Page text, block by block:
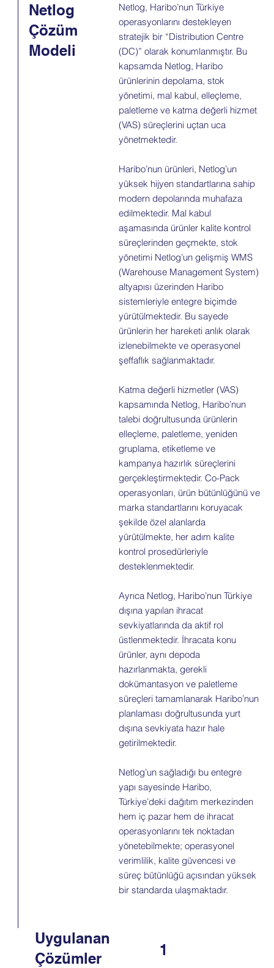
Netlog, Haribo’nun Türkiye
operasyonlarını destekleyen
stratejik bir “Distribution Centre
(DC)” olarak konumlanmıştır. Bu
kapsamda Netlog, Haribo
ürünlerinin depolama, stok
yönetimi, mal kabul, elleçleme,
paletleme ve katma değerli hizmet
(VAS) süreçlerini uçtan uca
yönetmektedir.
Haribo’nun ürünleri, Netlog’un
yüksek hijyen standartlarına sahip
modern depolarında muhafaza
edilmektedir. Mal kabul
aşamasında ürünler kalite kontrol
süreçlerinden geçmekte, stok
yönetimi Netlog’un gelişmiş WMS
(Warehouse Management System)
altyapısı üzerinden Haribo
sistemleriyle entegre biçimde
yürütülmektedir. Bu sayede
ürünlerin her hareketi anlık olarak
izlenebilmekte ve operasyonel
şeffaflık sağlanmaktadır.
Katma değerli hizmetler (VAS)
kapsamında Netlog, Haribo’nun
talebi doğrultusunda ürünlerin
elleçleme, paletleme, yeniden
gruplama, etiketleme ve
kampanya hazırlık süreçlerini
gerçekleştirmektedir. Co-Pack
operasyonları, ürün bütünlüğünü ve
marka standartlarını koruyacak
şekilde özel alanlarda
yürütülmekte, her adım kalite
kontrol prosedürleriyle
desteklenmektedir.
Ayrıca Netlog, Haribo’nun Türkiye
dışına yapılan ihracat
sevkiyatlarında da aktif rol
üstlenmektedir. İhracata konu
ürünler, aynı depoda
hazırlanmakta, gerekli
dokümantasyon ve paletleme
süreçleri tamamlanarak Haribo’nun
planlaması doğrultusunda yurt
dışına sevkiyata hazır hale
getirilmektedir.
Netlog’un sağladığı bu entegre
yapı sayesinde Haribo,
Türkiye’deki dağıtım merkezinden
hem iç pazar hem de ihracat
operasyonlarını tek noktadan
yönetebilmekte; operasyonel
verimlilik, kalite güvencesi ve
süreç bütünlüğü açısından yüksek
bir standarda ulaşmaktadır.
Netlog
Çözüm
Modeli
Uygulanan
Çözümler
1